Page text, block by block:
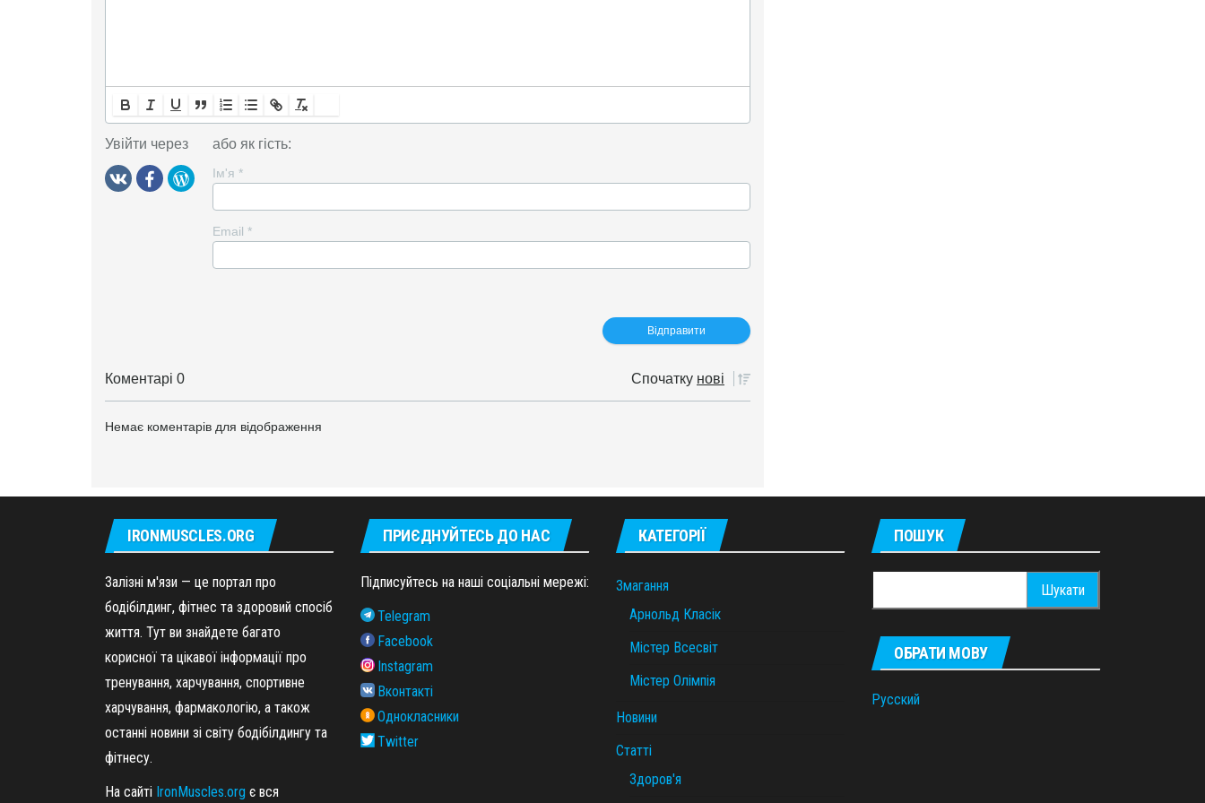
Увійти через або як гість:
Ім'я *
Email *
Коментарі 0 Спочатку нові
Немає коментарів для відображення
IRONMUSCLES.ORG
Залізні м'язи — це портал про
бодібілдинг, фітнес та здоровий спосіб
життя. Тут ви знайдете багато
корисної та цікавої інформації про
тренування, харчування, спортивне
харчування, фармакологію, а також
останні новини зі світу бодібілдингу та
фітнесу.
На сайті IronMuscles.org є вся
ПРИЄДНУЙТЕСЬ ДО НАС
Підписуйтесь на наші соціальні мережі:
Telegram
Facebook
Instagram
Вконтакті
Однокласники
Twitter
КАТЕГОРІЇ
Змагання
Арнольд Класік
Містер Всесвіт
Містер Олімпія
Новини
Статті
Здоров'я
ПОШУК
ОБРАТИ МОВУ
Русский